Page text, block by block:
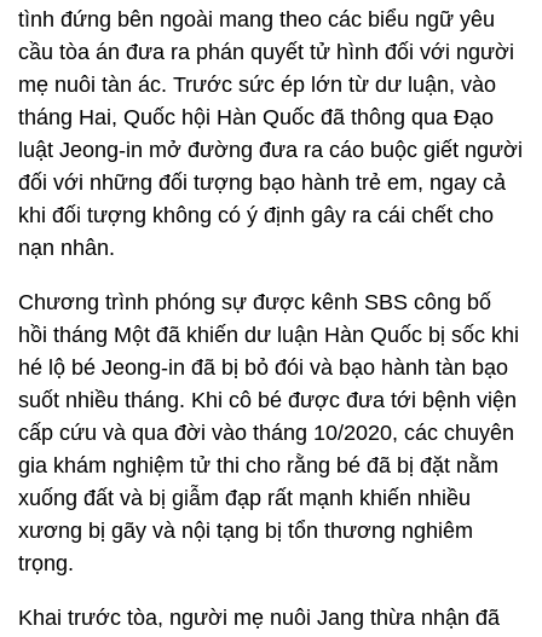
tình đứng bên ngoài mang theo các biểu ngữ yêu
cầu tòa án đưa ra phán quyết tử hình đối với người
mẹ nuôi tàn ác. Trước sức ép lớn từ dư luận, vào
tháng Hai, Quốc hội Hàn Quốc đã thông qua Đạo
luật Jeong-in mở đường đưa ra cáo buộc giết người
đối với những đối tượng bạo hành trẻ em, ngay cả
khi đối tượng không có ý định gây ra cái chết cho
nạn nhân.
Chương trình phóng sự được kênh SBS công bố
hồi tháng Một đã khiến dư luận Hàn Quốc bị sốc khi
hé lộ bé Jeong-in đã bị bỏ đói và bạo hành tàn bạo
suốt nhiều tháng. Khi cô bé được đưa tới bệnh viện
cấp cứu và qua đời vào tháng 10/2020, các chuyên
gia khám nghiệm tử thi cho rằng bé đã bị đặt nằm
xuống đất và bị giẫm đạp rất mạnh khiến nhiều
xương bị gãy và nội tạng bị tổn thương nghiêm
trọng.
Khai trước tòa, người mẹ nuôi Jang thừa nhận đã